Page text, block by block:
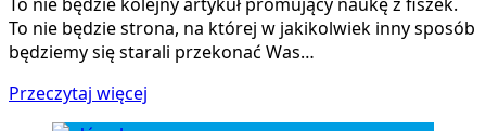
To nie będzie strona, na której w jakikolwiek inny sposób
będziemy się starali przekonać Was…
Przeczytaj więcej